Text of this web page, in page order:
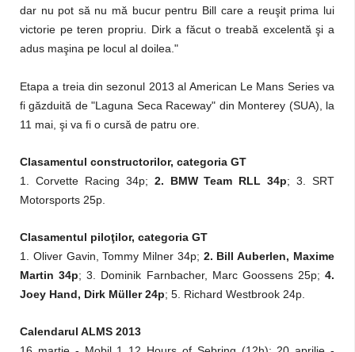
dar nu pot să nu mă bucur pentru Bill care a reuşit prima lui
victorie pe teren propriu. Dirk a făcut o treabă excelentă şi a
adus maşina pe locul al doilea."
Etapa a treia din sezonul 2013 al American Le Mans Series va
fi găzduită de "Laguna Seca Raceway" din Monterey (SUA), la
11 mai, şi va fi o cursă de patru ore.
Clasamentul constructorilor, categoria GT
1. Corvette Racing 34p; 2. BMW Team RLL 34p; 3. SRT
Motorsports 25p.
Clasamentul piloţilor, categoria GT
1. Oliver Gavin, Tommy Milner 34p; 2. Bill Auberlen, Maxime
Martin 34p; 3. Dominik Farnbacher, Marc Goossens 25p; 4.
Joey Hand, Dirk Müller 24p; 5. Richard Westbrook 24p.
Calendarul ALMS 2013